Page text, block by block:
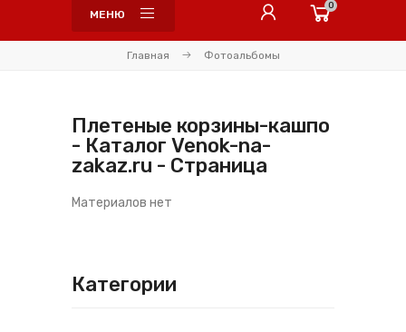
МЕНЮ
0
Главная Фотоальбомы
Плетеные корзины-кашпо
- Каталог Venok-na-
zakaz.ru - Страница
Материалов нет
Категории